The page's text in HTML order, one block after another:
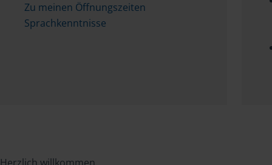
Zu meinen Öffnungszeiten
Sprachkenntnisse